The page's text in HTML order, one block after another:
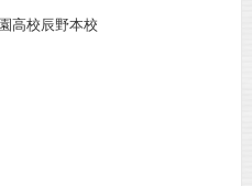
高校辰野本校